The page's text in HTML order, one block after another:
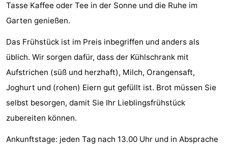
-
Spielplätze
-
Indoor-
Spielplätze
-
Bowling
-
Tasse Kaffee oder Tee in der Sonne und die Ruhe im
Garten genießen.
Das Frühstück ist im Preis inbegriffen und anders als
üblich. Wir sorgen dafür, dass der Kühlschrank mit
Aufstrichen (süß und herzhaft), Milch, Orangensaft,
Joghurt und (rohen) Eiern gut gefüllt ist. Brot müssen Sie
selbst besorgen, damit Sie Ihr Lieblingsfrühstück
zubereiten können.
Ankunftstage: jeden Tag nach 13.00 Uhr und in Absprache